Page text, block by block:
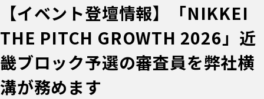
【イベント登壇情報】「NIKKEI
THE PITCH GROWTH 2026」近
畿ブロック予選の審査員を弊社横
溝が務めます